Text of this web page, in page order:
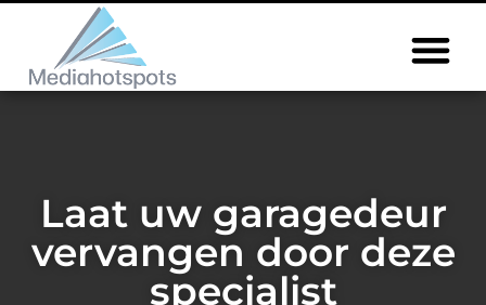
Laat uw garagedeur
vervangen door deze
specialist